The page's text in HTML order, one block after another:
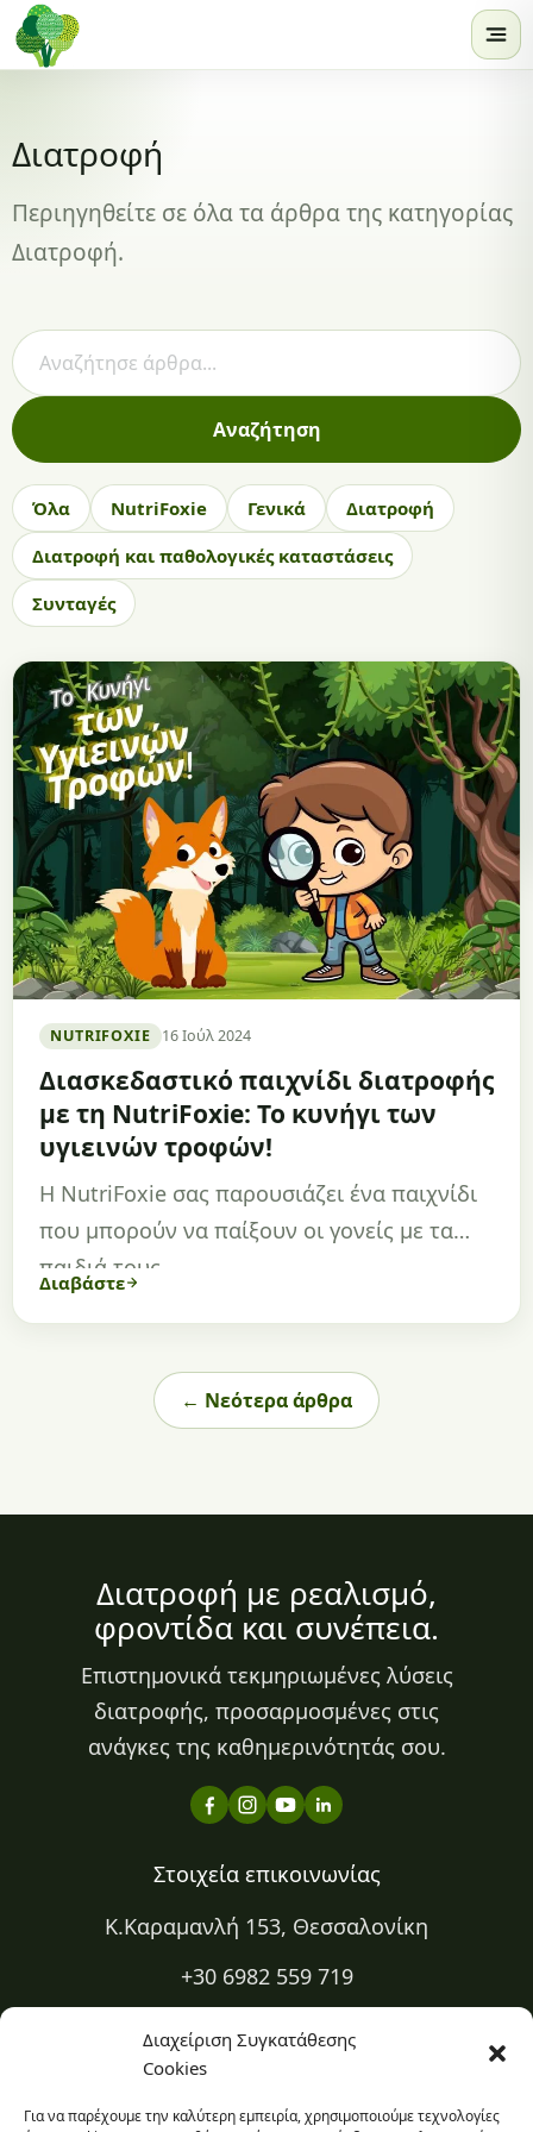
Διαχείριση Συγκατάθεσης
Cookies
Για να παρέχουμε την καλύτερη εμπειρία, χρησιμοποιούμε τεχνολογίες
Skip to content
Διατροφή
Περιηγηθείτε σε όλα τα άρθρα της κατηγορίας
Διατροφή.
Αναζήτηση άρθρων
Αναζήτηση
Όλα NutriFoxie Γενικά
Διατροφή
Διατροφή και παθολογικές καταστάσεις
Συνταγές
NUTRIFOXIE 16 Ιούλ 2024
Διασκεδαστικό παιχνίδι διατροφής
με τη NutriFoxie: Το κυνήγι των
υγιεινών τροφών!
Η NutriFoxie σας παρουσιάζει ένα παιχνίδι
που μπορούν να παίξουν οι γονείς με τα
παιδιά τους,…
Διαβάστε
← Νεότερα άρθρα
Διατροφή με ρεαλισμό,
φροντίδα και συνέπεια.
Επιστημονικά τεκμηριωμένες λύσεις
διατροφής, προσαρμοσμένες στις
ανάγκες της καθημερινότητάς σου.
Στοιχεία επικοινωνίας
Κ.Καραμανλή 153, Θεσσαλονίκη
+30 6982 559 719
+30 2310 334 883
kapa@kapadiatrofi.gr
Είμαι online 24/7